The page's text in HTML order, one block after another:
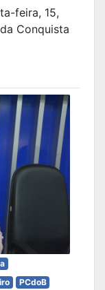
feira, 15,
Conquista
PCdoB